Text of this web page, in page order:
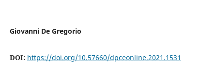
Giovanni De Gregorio
DOI: https://doi.org/10.57660/dpceonline.2021.1531